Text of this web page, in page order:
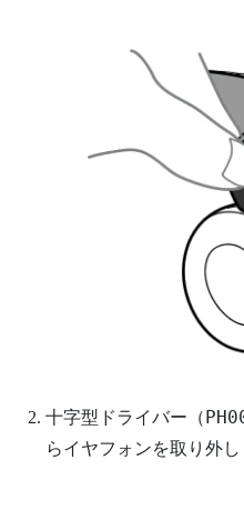
十字型ドライバー（
らイヤフォンを取り外し